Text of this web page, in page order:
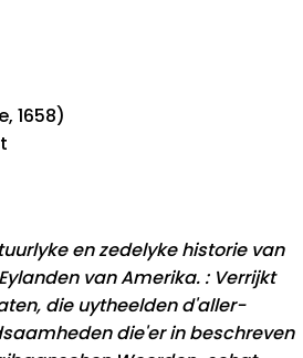
1658)
en zedelyke historie van
van Amerika. : Verrijkt
die uytheelden d'aller-
die'er in beschreven